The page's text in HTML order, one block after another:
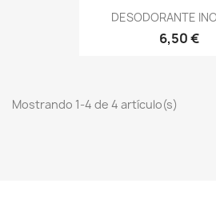
DESODORANTE
6,50 €
Mostrando 1-4 de 4 artículo(s)